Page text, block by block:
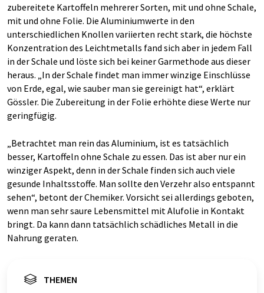
zubereitete Kartoffeln mehrerer Sorten, mit und ohne Schale,
mit und ohne Folie. Die Aluminiumwerte in den
unterschiedlichen Knollen variierten recht stark, die höchste
Konzentration des Leichtmetalls fand sich aber in jedem Fall
in der Schale und löste sich bei keiner Garmethode aus dieser
heraus. „In der Schale findet man immer winzige Einschlüsse
von Erde, egal, wie sauber man sie gereinigt hat“, erklärt
Gössler. Die Zubereitung in der Folie erhöhte diese Werte nur
geringfügig.
„Betrachtet man rein das Aluminium, ist es tatsächlich
besser, Kartoffeln ohne Schale zu essen. Das ist aber nur ein
winziger Aspekt, denn in der Schale finden sich auch viele
gesunde Inhaltsstoffe. Man sollte den Verzehr also entspannt
sehen“, betont der Chemiker. Vorsicht sei allerdings geboten,
wenn man sehr saure Lebensmittel mit Alufolie in Kontakt
bringt. Da kann dann tatsächlich schädliches Metall in die
Nahrung geraten.
THEMEN